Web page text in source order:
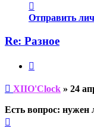
информация
пользователя
Отправить
Re: Разное
Непрочитанное
XIIO'Clock » 24
Есть вопрос: нужен